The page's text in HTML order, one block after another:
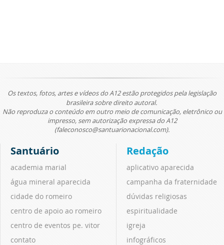
Os textos, fotos, artes e vídeos do A12 estão protegidos pela legislação
brasileira sobre direito autoral.
Não reproduza o conteúdo em outro meio de comunicação, eletrônico ou
impresso, sem autorização expressa do A12
(faleconosco@santuarionacional.com).
Santuário
academia marial
água mineral aparecida
cidade do romeiro
centro de apoio ao romeiro
centro de eventos pe. vitor
contato
Redação
aplicativo aparecida
campanha da fraternidade
dúvidas religiosas
espiritualidade
igreja
infográficos